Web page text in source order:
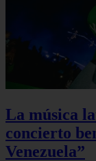
La música
concierto
Venezuela”